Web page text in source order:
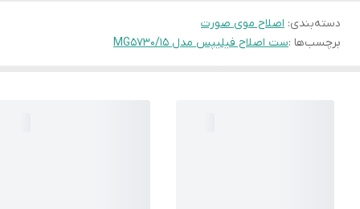
دسته‌بندی: اصلاح موی صورت
برچسب‌ها :ست اصلاح فیلیپس مدل MG5730/15